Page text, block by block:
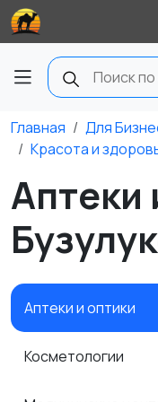
Главная Для
Красота и
Аптеки
Аптеки и оптики
Косметологии